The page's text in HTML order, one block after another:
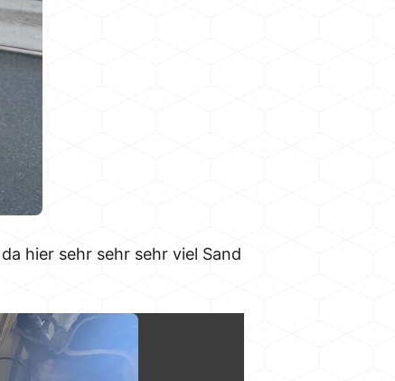
hier sehr sehr sehr viel Sand